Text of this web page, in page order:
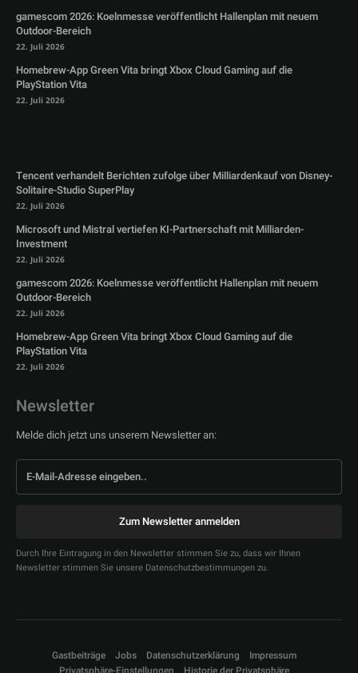
gamescom 2026: Koelnmesse veröffentlicht Hallenplan mit neuem
Outdoor-Bereich
22. Juli 2026
Homebrew-App Green Vita bringt Xbox Cloud Gaming auf die
PlayStation Vita
22. Juli 2026
Tencent verhandelt Berichten zufolge über Milliardenkauf von Disney-
Solitaire-Studio SuperPlay
22. Juli 2026
Microsoft und Mistral vertiefen KI-Partnerschaft mit Milliarden-
Investment
22. Juli 2026
gamescom 2026: Koelnmesse veröffentlicht Hallenplan mit neuem
Outdoor-Bereich
22. Juli 2026
Homebrew-App Green Vita bringt Xbox Cloud Gaming auf die
PlayStation Vita
22. Juli 2026
Newsletter
Melde dich jetzt uns unserem Newsletter an:
Zum Newsletter anmelden
Durch Ihre Eintragung in den Newsletter stimmen Sie zu, dass wir Ihnen
Newsletter stimmen Sie unsere Datenschutzbestimmungen zu.
Gastbeiträge Jobs Datenschutzerklärung
Impressum